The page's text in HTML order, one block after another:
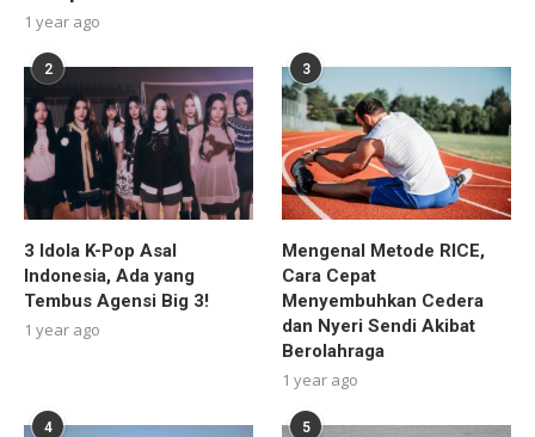
1 year ago
2
3 Idola K-Pop Asal
Indonesia, Ada yang
Tembus Agensi Big 3!
1 year ago
3
Mengenal Metode RICE,
Cara Cepat
Menyembuhkan Cedera
dan Nyeri Sendi Akibat
Berolahraga
1 year ago
4 5